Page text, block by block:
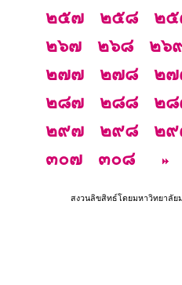
๒๕๗
๒๕๘
๒
๒๖๗
๒๖๘
๒๖
๒๗๗
๒๗๘
๒
๒๘๗
๒๘๘
๒
๒๙๗
๒๙๘
๒
๓๐๗
๓๐๘
สงวนลิขสิทธ์โดยมหาวิทยาลั